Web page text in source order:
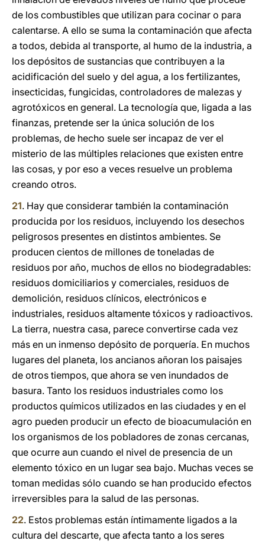
de los combustibles que utilizan para cocinar o para
calentarse. A ello se suma la contaminación que afecta
a todos, debida al transporte, al humo de la industria, a
los depósitos de sustancias que contribuyen a la
acidificación del suelo y del agua, a los fertilizantes,
insecticidas, fungicidas, controladores de malezas y
agrotóxicos en general. La tecnología que, ligada a las
finanzas, pretende ser la única solución de los
problemas, de hecho suele ser incapaz de ver el
misterio de las múltiples relaciones que existen entre
las cosas, y por eso a veces resuelve un problema
creando otros.
21. Hay que considerar también la contaminación
producida por los residuos, incluyendo los desechos
peligrosos presentes en distintos ambientes. Se
producen cientos de millones de toneladas de
residuos por año, muchos de ellos no biodegradables:
residuos domiciliarios y comerciales, residuos de
demolición, residuos clínicos, electrónicos e
industriales, residuos altamente tóxicos y radioactivos.
La tierra, nuestra casa, parece convertirse cada vez
más en un inmenso depósito de porquería. En muchos
lugares del planeta, los ancianos añoran los paisajes
de otros tiempos, que ahora se ven inundados de
basura. Tanto los residuos industriales como los
productos químicos utilizados en las ciudades y en el
agro pueden producir un efecto de bioacumulación en
los organismos de los pobladores de zonas cercanas,
que ocurre aun cuando el nivel de presencia de un
elemento tóxico en un lugar sea bajo. Muchas veces se
toman medidas sólo cuando se han producido efectos
irreversibles para la salud de las personas.
22. Estos problemas están íntimamente ligados a la
cultura del descarte, que afecta tanto a los seres